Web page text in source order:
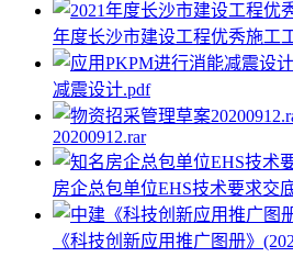
年度长沙市建设工程优秀施工
减震设计.pdf
20200912.rar
房企总包单位EHS技术要求交
《科技创新应用推广图册》